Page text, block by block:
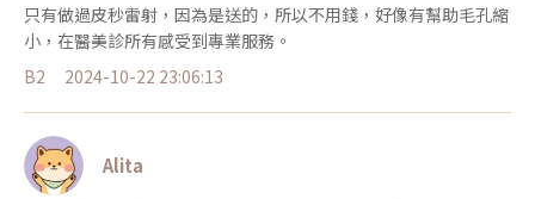
只有做過皮秒雷射，因為是送的，所以不用錢，好像有幫助毛孔縮
小，在醫美診所有感受到專業服務。
B2
2024-10-22 23:06:13
Alita